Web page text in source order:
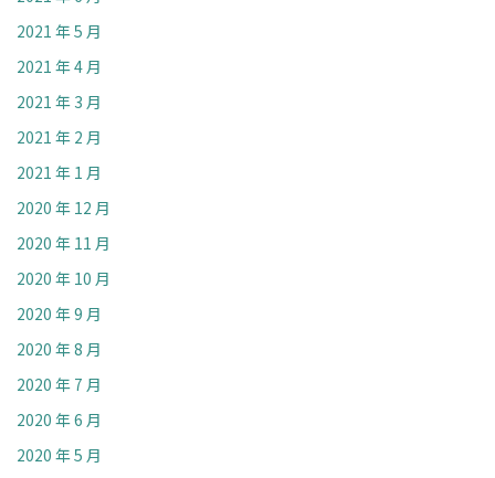
2021 年 5 月
2021 年 4 月
2021 年 3 月
2021 年 2 月
2021 年 1 月
2020 年 12 月
2020 年 11 月
2020 年 10 月
2020 年 9 月
2020 年 8 月
2020 年 7 月
2020 年 6 月
2020 年 5 月